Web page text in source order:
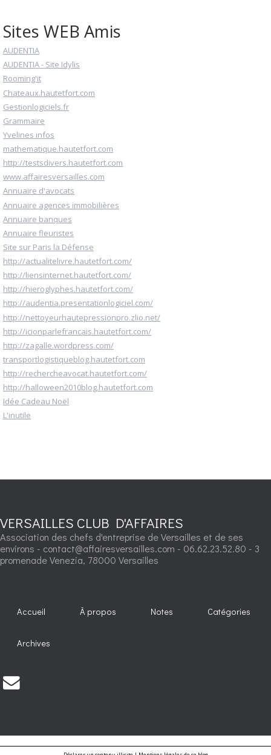
Sites WEB Amis
AUDENTIA
AUDENTIA - Site Idylis
Rooming'it
Chateaux.hautetfort.com
Gestionlogiciels.fr
Grammaire
Yvelines infos
mathematique.hautetfort.com
http://testsdivers.hautetfort.com
www.affairesversailles.com
Annuaire d'avocats
Annuaire agences immobilières
Annuaire banques
Annuaire fleuristes
Site sur Paris la Défense
http://actualitelivre.hautetfort.com/
http://liensinternet.hautetfort.com/
http://hieroglyphes.hautetfort.com/
http://audentia.presentationlogiciel.com/
http://nettoyeurhautepressionpro.zlio.net/
http://icionparlefrancais.hautetfort.com/
http://zagalle.wordpress.com/
transportlogistiqueblog.hautetfort.com
http://rechercheavocat.hautetfort.com/
http://halloween2010blog.hautetfort.com
Idée Cadeau Noël
L'inutile
VERSAILLES CLUB D'AFFAIRES
Association des chefs d'entreprise de Versailles et de ses
environs - contact@affairesversailles.com - 06.62.23.52.80 - 3
promenade Venezia, 78000 Versailles
Accueil À propos Notes Catégories
Archives